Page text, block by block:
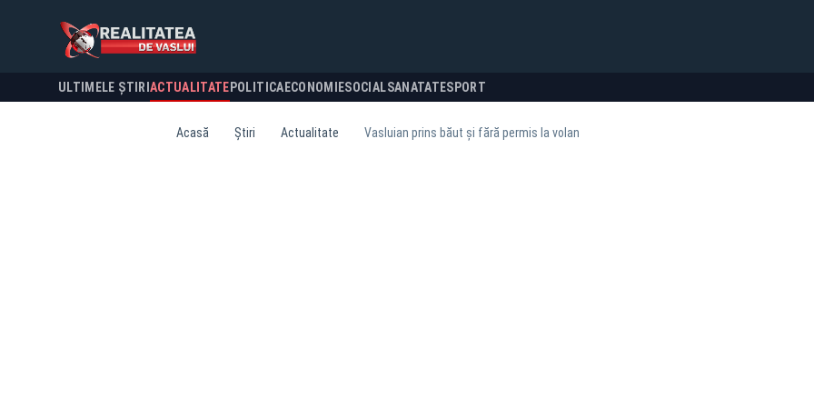
ULTIMELE ȘTIRI ACTUALITATE POLITICA ECONOMIESOCIALSANATATESPORT
Acasă Știri Actualitate Vasluian prins băut și fără permis la volan